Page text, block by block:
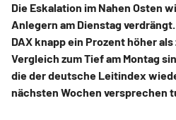
Die Eskalation im Nahen Osten
Anlegern am Dienstag
DAX knapp ein Prozent höher
Vergleich zum Tief am Montag
die der deutsche Leitindex
nächsten Wochen versprechen